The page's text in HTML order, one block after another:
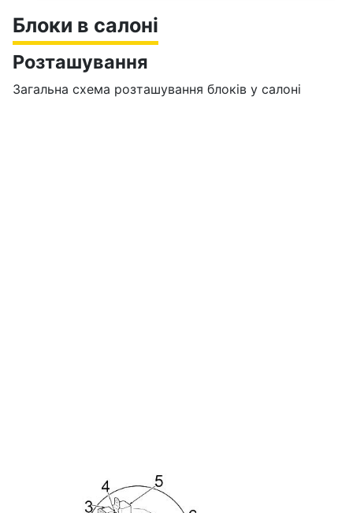
Блоки в салоні
Розташування
Загальна схема розташування блоків у салоні